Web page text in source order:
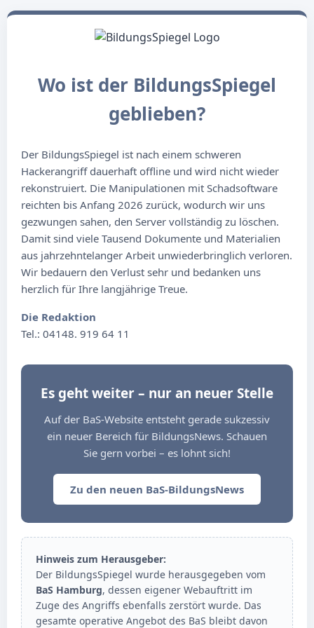
Wo ist der BildungsSpiegel
geblieben?
Der BildungsSpiegel ist nach einem schweren
Hackerangriff dauerhaft offline und wird nicht wieder
rekonstruiert. Die Manipulationen mit Schadsoftware
reichten bis Anfang 2026 zurück, wodurch wir uns
gezwungen sahen, den Server vollständig zu löschen.
Damit sind viele Tausend Dokumente und Materialien
aus jahrzehntelanger Arbeit unwiederbringlich verloren.
Wir bedauern den Verlust sehr und bedanken uns
herzlich für Ihre langjährige Treue.
Die Redaktion
Tel.: 04148. 919 64 11
Es geht weiter – nur an neuer Stelle
Auf der BaS-Website entsteht gerade sukzessiv
ein neuer Bereich für BildungsNews. Schauen
Sie gern vorbei – es lohnt sich!
Zu den neuen BaS-BildungsNews
Hinweis zum Herausgeber:
Der BildungsSpiegel wurde herausgegeben vom
BaS Hamburg, dessen eigener Webauftritt im
Zuge des Angriffs ebenfalls zerstört wurde. Das
gesamte operative Angebot des BaS bleibt davon